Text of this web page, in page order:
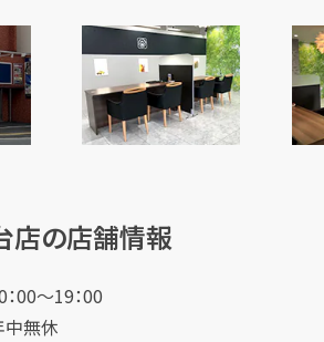
店の店舗情報
：00～19：00
中無休